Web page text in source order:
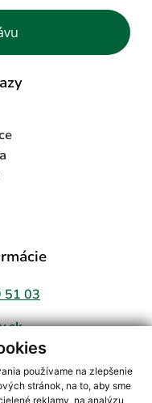
používame na zlepšenie
stránok, na to, aby sme
reklamy, na analýzu
51 03